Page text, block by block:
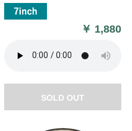
￥ 1,880
SOLD OUT